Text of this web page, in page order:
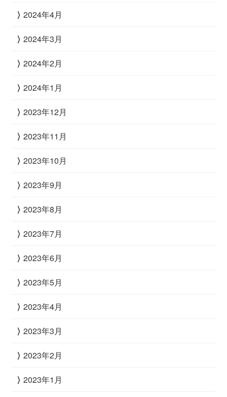
2024年4月
2024年3月
2024年2月
2024年1月
2023年12月
2023年11月
2023年10月
2023年9月
2023年8月
2023年7月
2023年6月
2023年5月
2023年4月
2023年3月
2023年2月
2023年1月